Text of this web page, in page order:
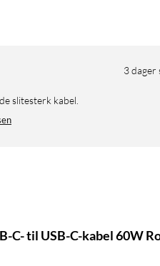
3 dager
slitesterk kabel.
C- til USB-C-kabel 60W